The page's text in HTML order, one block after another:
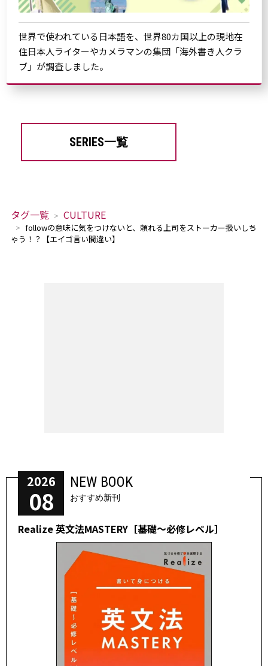
世界で使われている日本語を、世界80カ国以上の現地在
住日本人ライターやカメラマンの集団「海外書き人クラ
ブ」が調査しました。
SERIES一覧
タグ一覧 CULTURE
followの意味に気をつけないと、頼れる上司をストーカー扱いしち
ゃう！？【エイゴ言い間違い】
2026
08
NEW BOOK
おすすめ新刊
Realize 英文法MASTERY［基礎～必修レベル］